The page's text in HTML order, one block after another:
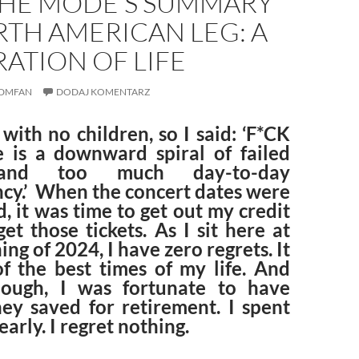
AMERICAN LEG: A
OF LIFE
DODAJ KOMENTARZ
with no children, so I said: ‘F*CK
a downward spiral of failed
too much day-to-day
When the concert dates were
it was time to get out my credit
those tickets. As I sit here at
of 2024, I have zero regrets. It
the best times of my life. And
I was fortunate to have
saved for retirement. I spent
I regret nothing.
MODE’s Summary of North American leg: A Celebration of